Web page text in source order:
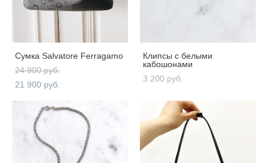
Сумка Salvatore Ferragamo
24 900 pуб.
21 900 pуб.
Клипсы с белыми
кабошонами
3 200 pуб.